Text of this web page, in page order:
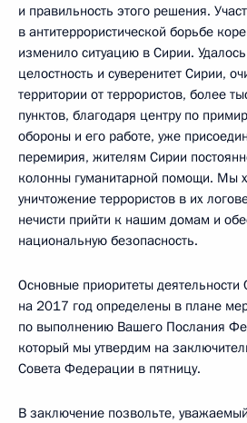
и правильность этого решения.
в антитеррористической борьбе
изменило ситуацию в Сирии.
целостность и суверенитет Сирии,
территории от террористов, более
пунктов, благодаря центру по
обороны и его работе, уже
перемирия, жителям Сирии
колонны гуманитарной помощи. Мы
уничтожение террористов в их
нечисти прийти к нашим домам и
национальную безопасность.
Основные приоритеты
на 2017 год определены в плане
по выполнению Вашего Послания
который мы утвердим на
Совета Федерации в пятницу.
В заключение позвольте,